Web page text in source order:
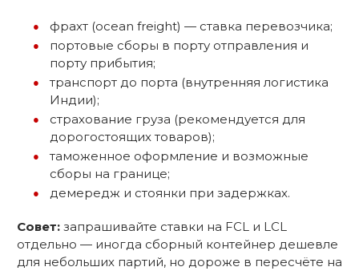
фрахт (ocean freight) — ставка перевозчика;
портовые сборы в порту отправления и
порту прибытия;
транспорт до порта (внутренняя логистика
Индии);
страхование груза (рекомендуется для
дорогостоящих товаров);
таможенное оформление и возможные
сборы на границе;
демередж и стоянки при задержках.
Совет: запрашивайте ставки на FCL и LCL
отдельно — иногда сборный контейнер дешевле
для небольших партий, но дороже в пересчёте на